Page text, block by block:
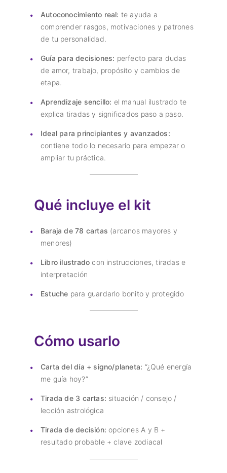
Autoconocimiento real: te ayuda a
comprender rasgos, motivaciones y patrones
de tu personalidad.
Guía para decisiones: perfecto para dudas
de amor, trabajo, propósito y cambios de
etapa.
Aprendizaje sencillo: el manual ilustrado te
explica tiradas y significados paso a paso.
Ideal para principiantes y avanzados:
contiene todo lo necesario para empezar o
ampliar tu práctica.
Qué incluye el kit
Baraja de 78 cartas (arcanos mayores y
menores)
Libro ilustrado con instrucciones, tiradas e
interpretación
Estuche para guardarlo bonito y protegido
Cómo usarlo
Carta del día + signo/planeta: “¿Qué energía
me guía hoy?”
Tirada de 3 cartas: situación / consejo /
lección astrológica
Tirada de decisión: opciones A y B +
resultado probable + clave zodiacal